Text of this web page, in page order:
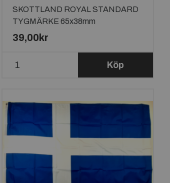
SKOTTLAND ROYAL STANDARD
TYGMÄRKE 65x38mm
39,00kr
Köp